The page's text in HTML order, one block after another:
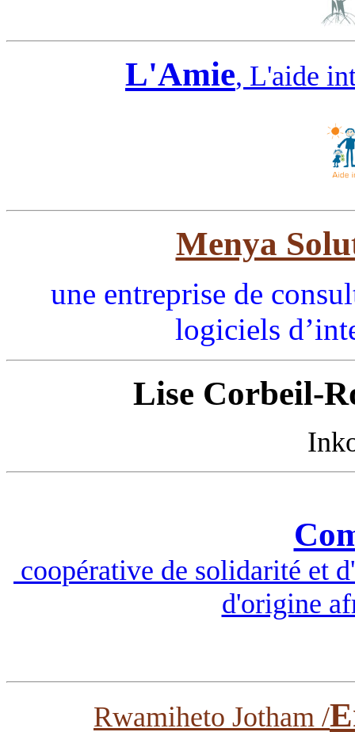
L'Amie, L'aide
Menya
une entreprise de
logiciels
Lise Corbeil-
coopérative de solidarité et
d'origine
Rwamiheto Jotham /